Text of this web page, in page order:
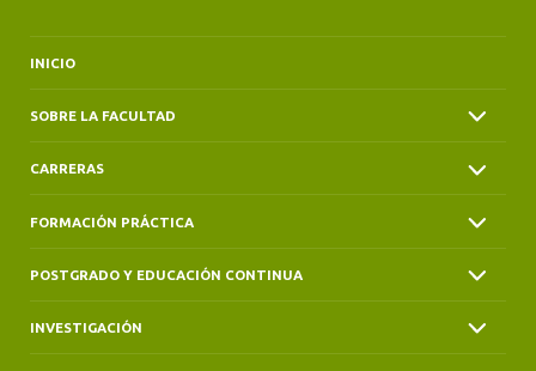
INICIO
SOBRE LA FACULTAD
CARRERAS
FORMACIÓN PRÁCTICA
POSTGRADO Y EDUCACIÓN CONTINUA
INVESTIGACIÓN